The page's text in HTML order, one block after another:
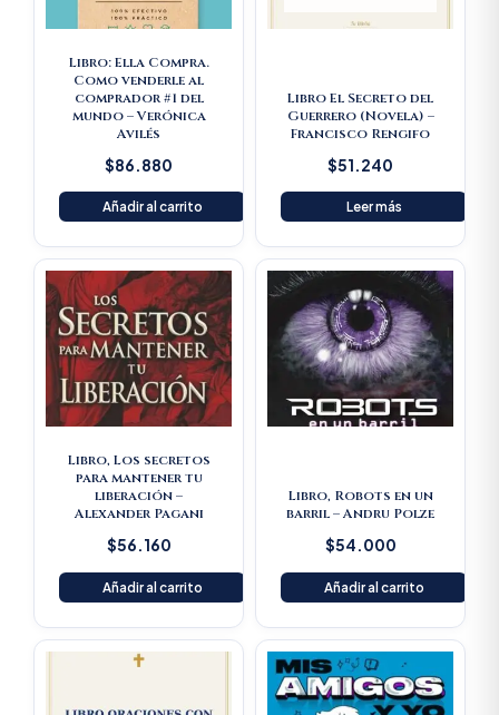
Libro: Ella Compra.
Como venderle al
comprador #1 del
mundo – Verónica
Avilés
$86.880
Añadir al carrito
Libro El Secreto del
Guerrero (Novela) –
Francisco Rengifo
$51.240
Leer más
Libro, Los secretos
para mantener tu
liberación –
Alexander Pagani
$56.160
Añadir al carrito
Libro, Robots en un
barril – Andru Polze
$54.000
Añadir al carrito